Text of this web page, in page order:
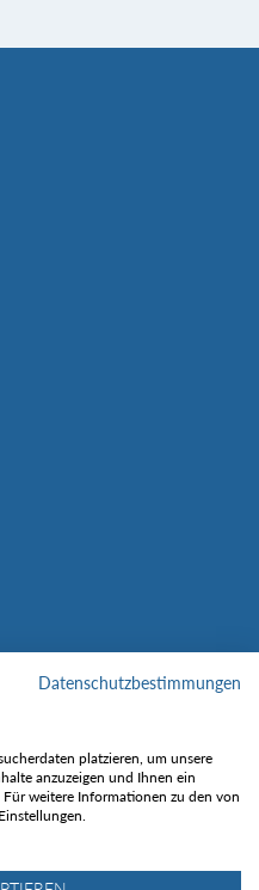
Datenschutzbestimmungen
platzieren, um unsere
anzuzeigen und Ihnen ein
weitere Informationen zu den von